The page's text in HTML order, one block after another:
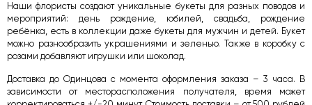
Наши флористы создают уникальные букеты для разных поводов и
мероприятий: день рождение, юбилей, свадьба, рождение
ребёнка, есть в коллекции даже букеты для мужчин и детей. Букет
можно разнообразить украшениями и зеленью. Также в коробку с
розами добавляют игрушки или шоколад.
Доставка до Одинцова с момента оформления заказа – 3 часа. В
зависимости от месторасположения получателя, время может